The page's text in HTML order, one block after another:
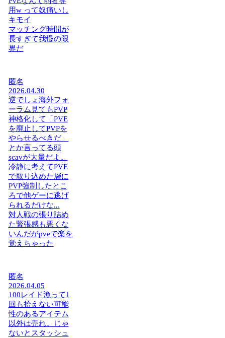
用w って奴痛いし
キモイ
マッチング時間が
長すぎて我慢の限
界だ
匿名
2026.04.30
逆でしょ海外フォ
ーラム見てもPVP
神格化して「PVE
を廃止してPVPを
やらせるべきだ」
とか言ってる頭
scavが大量だよ。
冷静に考えてPVE
で取り込めた層に
PVP強制したとこ
ろで他ゲーに逃げ
られるだけな...
対人戦の張り詰め
た緊張感も悪くな
いんだがpveで楽を
覚えちゃった
匿名
2026.04.05
100レイド漁って1
回も拾えない可能
性のあるアイテム
以外は売れ。じゃ
ないとスタッシュ